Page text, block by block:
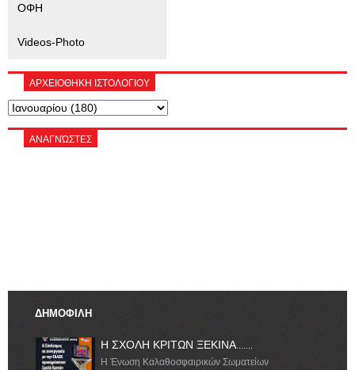
ΟΦΗ
Videos-Photo
ΑΡΧΕΙΟΘΗΚΗ ΙΣΤΟΛΟΓΙΟΥ
ΑΝΑΓΝΏΣΤΕΣ
ΔΗΜΟΦΙΛΗ
Η ΣΧΟΛΗ ΚΡΙΤΩΝ ΞΕΚΙΝΑ.......
Η Ένωση Καλαθοσφαιρικών Σωματείων